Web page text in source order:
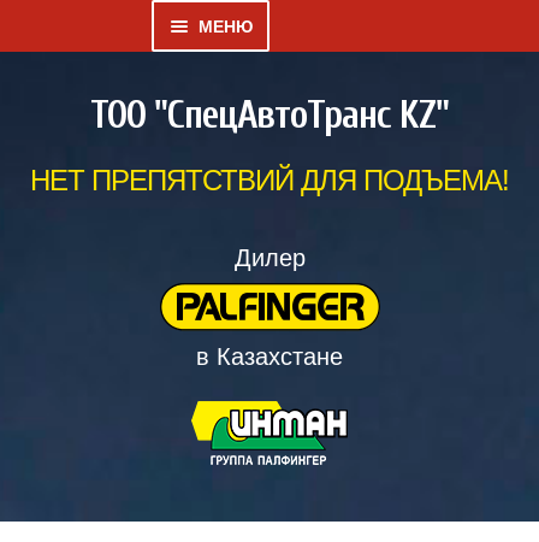
ТОО "СпецАвтоТранс KZ"
НЕТ ПРЕПЯТСТВИЙ ДЛЯ ПОДЪЕМА!
Дилер
в Казахстане
МЕНЮ
вложенное
меню
меню
ДИЛЕРСКИЙ ВЕСТНИК